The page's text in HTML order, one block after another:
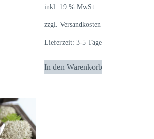
inkl. 19 % MwSt.
zzgl.Versandkosten
Lieferzeit:3-5 Tage
In den Warenkorb